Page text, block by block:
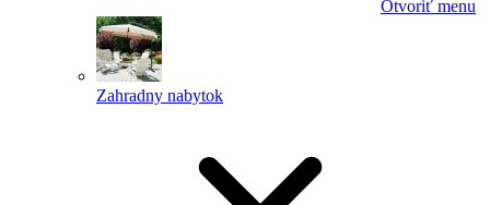
Otvoriť menu
Zahradny nabytok